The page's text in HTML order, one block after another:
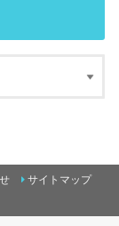
サイトマップ